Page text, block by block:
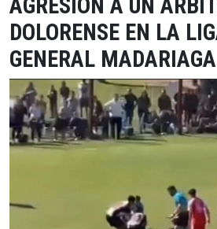
AGRESIÓN A UN
DOLORENSE EN LA
GENERAL MADARIAGA